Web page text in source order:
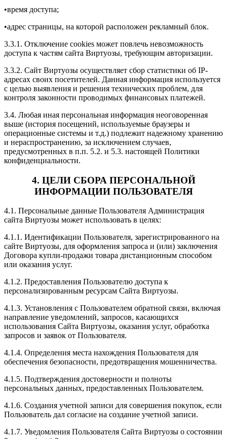
•время доступа;
•адрес страницы, на которой расположен рекламный блок.
3.3.1. Отключение cookies может повлечь невозможность
доступа к частям сайта Виртуозы, требующим авторизации.
3.3.2. Сайт Виртуозы осуществляет сбор статистики об IP-
адресах своих посетителей. Данная информация используется
с целью выявления и решения технических проблем, для
контроля законности проводимых финансовых платежей.
3.4. Любая иная персональная информация неоговоренная
выше (история посещений, используемые браузеры и
операционные системы и т.д.) подлежит надежному хранению
и нераспространению, за исключением случаев,
предусмотренных в п.п. 5.2. и 5.3. настоящей Политики
конфиденциальности.
4. ЦЕЛИ СБОРА ПЕРСОНАЛЬНОЙ
ИНФОРМАЦИИ ПОЛЬЗОВАТЕЛЯ
4.1. Персональные данные Пользователя Администрация
сайта Виртуозы может использовать в целях:
4.1.1. Идентификации Пользователя, зарегистрированного на
сайте Виртуозы, для оформления запроса и (или) заключения
Договора купли-продажи товара дистанционным способом
или оказания услуг.
4.1.2. Предоставления Пользователю доступа к
персонализированным ресурсам Сайта Виртуозы.
4.1.3. Установления с Пользователем обратной связи, включая
направление уведомлений, запросов, касающихся
использования Сайта Виртуозы, оказания услуг, обработка
запросов и заявок от Пользователя.
4.1.4. Определения места нахождения Пользователя для
обеспечения безопасности, предотвращения мошенничества.
4.1.5. Подтверждения достоверности и полноты
персональных данных, предоставленных Пользователем.
4.1.6. Создания учетной записи для совершения покупок, если
Пользователь дал согласие на создание учетной записи.
4.1.7. Уведомления Пользователя Сайта Виртуозы о состоянии